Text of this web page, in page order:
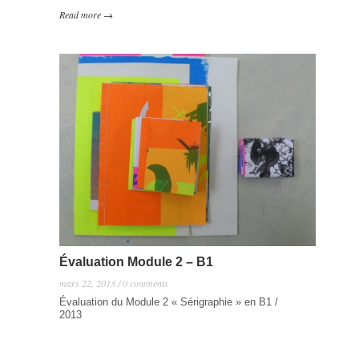
Read more →
Évaluation Module 2 – B1
mars 22, 2013 / 0 comments
Évaluation du Module 2 « Sérigraphie » en B1 /
2013